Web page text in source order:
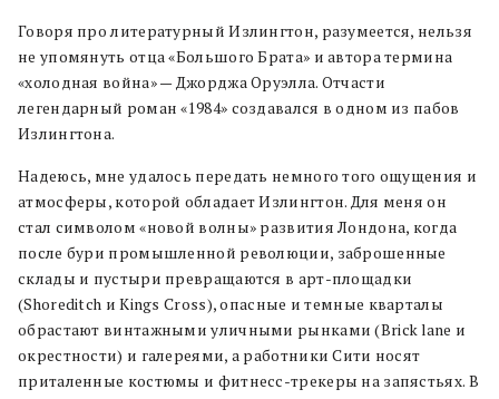
Говоря про литературный Излингтон, разумеется, нельзя
не упомянуть отца «Большого Брата» и автора термина
«холодная война» — Джорджа Оруэлла. Отчасти
легендарный роман «1984» создавался в одном из пабов
Излингтона.
Надеюсь, мне удалось передать немного того ощущения и
атмосферы, которой обладает Излингтон. Для меня он
стал символом «новой волны» развития Лондона, когда
после бури промышленной революции, заброшенные
склады и пустыри превращаются в арт-площадки
(Shoreditch и Kings Cross), опасные и темные кварталы
обрастают винтажными уличными рынками (Brick lane и
окрестности) и галереями, а работники Сити носят
приталенные костюмы и фитнесс-трекеры на запястьях. В